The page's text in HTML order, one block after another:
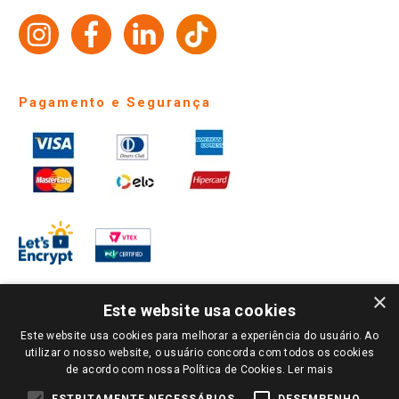
Identidade Visual
Pagamento e Segurança
PARA VER OS PREÇOS DA SUA REGIÃO, FAÇA LOGIN E SELECIONE A LOJA DE
SUA PREFERÊNCIA. SOMENTE APÓS O LOGIN, OS PREÇOS DA SUA REGIÃO OU
LOJA SERÃO CARREGADOS.
TODOS OS PREÇOS E CONDIÇÕES COMERCIAIS DESTE SITE SÃO VÁLIDOS APENAS
×
Este website usa cookies
Este website usa cookies para melhorar a experiência do usuário. Ao
utilizar o nosso website, o usuário concorda com todos os cookies
de acordo com nossa Política de Cookies. Ler mais